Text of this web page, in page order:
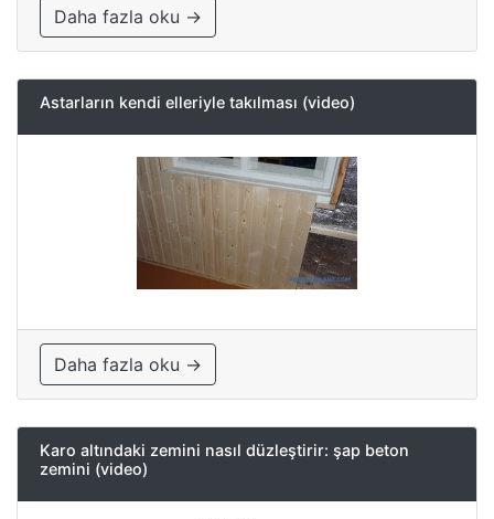
Daha fazla oku →
Astarların kendi elleriyle takılması (video)
Daha fazla oku →
Karo altındaki zemini nasıl düzleştirir: şap beton
zemini (video)